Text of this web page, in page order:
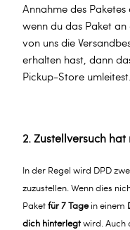
Annahme des
wenn du das Paket
von uns die
erhalten hast, dann
Pickup-Store umleitest.
2. Zustellversuch
In der Regel wird DPD
zuzustellen. Wenn dies
Paketfür 7 Tagein einem
dich hinterlegtwird. Auch